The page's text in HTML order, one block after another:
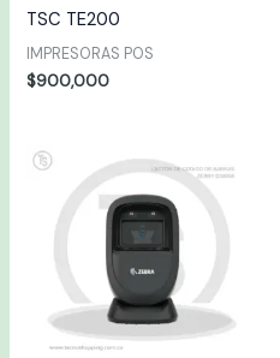
TSC TE200
IMPRESORAS POS
$900,000